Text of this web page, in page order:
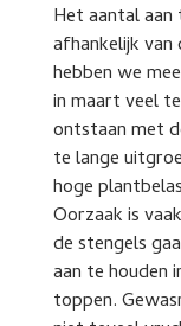
Het aantal
afhankelijk
hebben we
in maart veel
ontstaan met
te lange
hoge
Oorzaak is
de stengels
aan te houden
toppen.